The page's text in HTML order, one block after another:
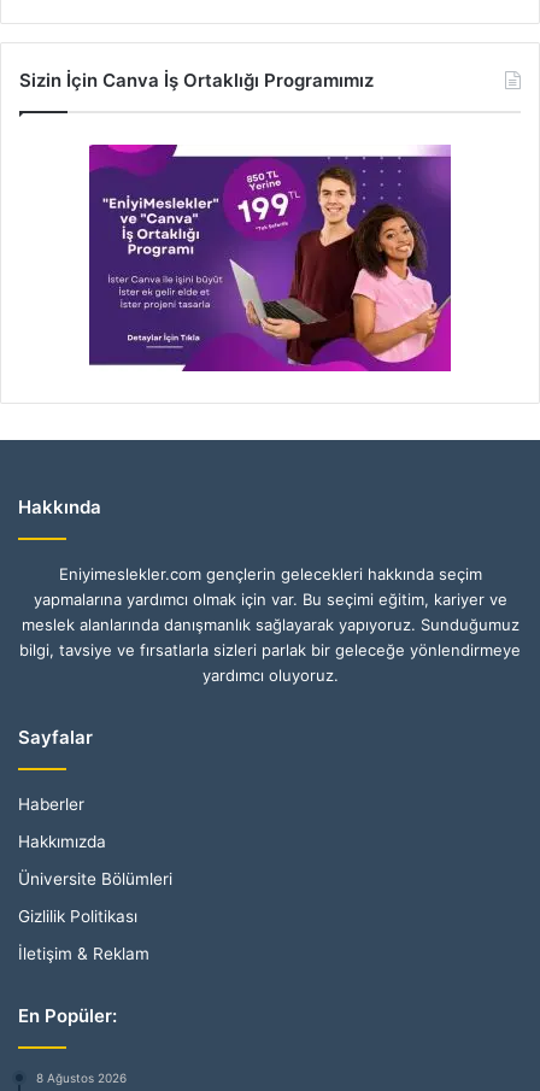
Sizin İçin Canva İş Ortaklığı Programımız
Hakkında
Eniyimeslekler.com gençlerin gelecekleri hakkında seçim
yapmalarına yardımcı olmak için var. Bu seçimi eğitim, kariyer ve
meslek alanlarında danışmanlık sağlayarak yapıyoruz. Sunduğumuz
bilgi, tavsiye ve fırsatlarla sizleri parlak bir geleceğe yönlendirmeye
yardımcı oluyoruz.
Sayfalar
Haberler
Hakkımızda
Üniversite Bölümleri
Gizlilik Politikası
İletişim & Reklam
En Popüler:
8 Ağustos 2026